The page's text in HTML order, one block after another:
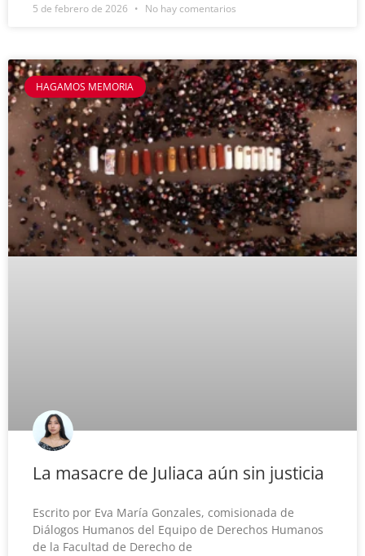
5 de febrero de 2026 No hay comentarios
HAGAMOS MEMORIA
La masacre de Juliaca aún sin justicia
Escrito por Eva María Gonzales, comisionada de
Diálogos Humanos del Equipo de Derechos Humanos
de la Facultad de Derecho de